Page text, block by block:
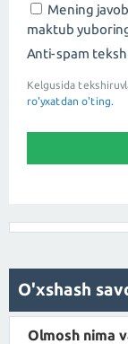
Mening
maktub
Anti-spam
Kelgusida
ro'yxatdan o'ting.
O'xshash
Olmosh nima